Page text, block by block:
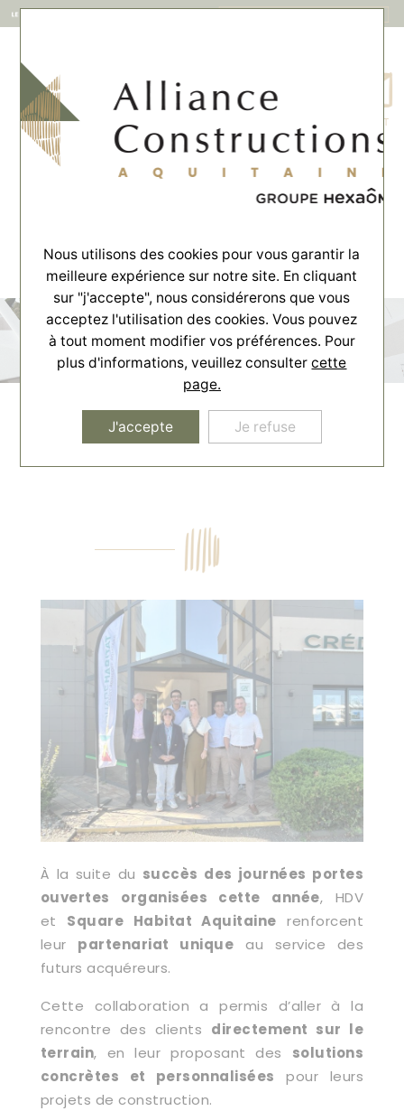
CONTACT
Partenariat Square Habitat
À la suite du succès des journées portes
ouvertes organisées cette année, HDV
et Square Habitat Aquitaine renforcent
leur partenariat unique au service des
futurs acquéreurs.
Cette collaboration a permis d’aller à la
rencontre des clients directement sur le
terrain, en leur proposant des solutions
concrètes et personnalisées pour leurs
projets de construction.
Nous utilisons des cookies pour vous garantir la
meilleure expérience sur notre site. En cliquant
sur "j'accepte", nous considérerons que vous
acceptez l'utilisation des cookies. Vous pouvez
à tout moment modifier vos préférences. Pour
plus d'informations, veuillez consultercette
page.
J'accepte Je refuse